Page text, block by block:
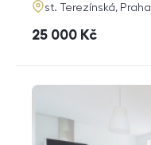
adresa
st. Terezínská, Praha
cena
25 000 Kč